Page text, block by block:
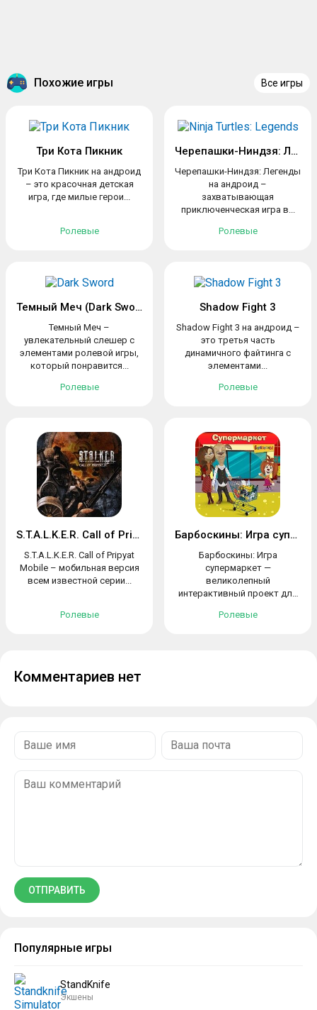
Похожие игры Все игры
Три Кота Пикник
Три Кота Пикник на андроид
– это красочная детская
игра, где милые герои...
Ролевые
Черепашки-Ниндзя: Легенды
Черепашки-Ниндзя: Легенды
на андроид –
захватывающая
приключенческая игра в...
Ролевые
Темный Меч (Dark Sword)
Темный Меч –
увлекательный слешер с
элементами ролевой игры,
который понравится...
Ролевые
Shadow Fight 3
Shadow Fight 3 на андроид –
это третья часть
динамичного файтинга с
элементами...
Ролевые
S.T.A.L.K.E.R. Call of Pripyat Mobile
S.T.A.L.K.E.R. Call of Pripyat
Mobile – мобильная версия
всем известной серии...
Ролевые
Барбоскины: Игра супермаркет
Барбоскины: Игра
супермаркет —
великолепный
интерактивный проект для
Ролевые
Комментариев нет
Популярные игры
StandKnife
Экшены